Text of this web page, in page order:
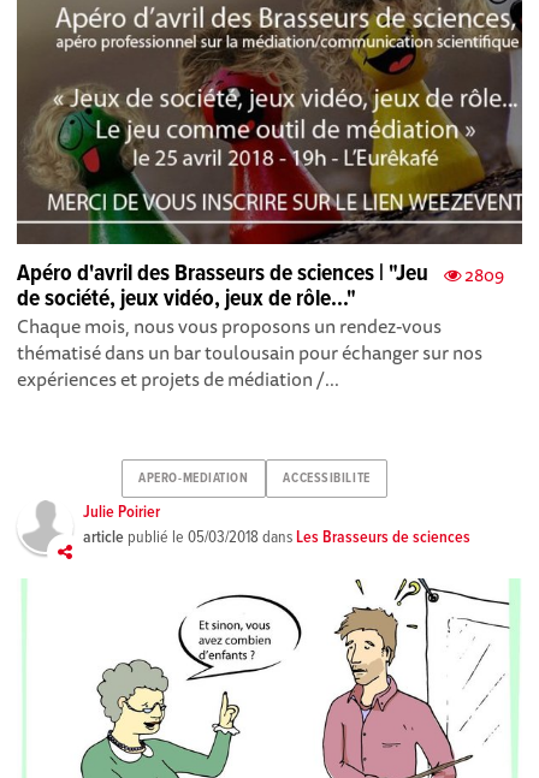
2809
Apéro d'avril des Brasseurs de sciences | "Jeu
de société, jeux vidéo, jeux de rôle..."
Chaque mois, nous vous proposons un rendez-vous
thématisé dans un bar toulousain pour échanger sur nos
expériences et projets de médiation /...
APERO-MEDIATION ACCESSIBILITE
Julie Poirier
article publié le05/03/2018 dansLes Brasseurs de sciences